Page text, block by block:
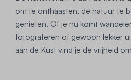
om te onthaasten, de natuur te
genieten. Of je nu komt
fotograferen of gewoon lekker
aan de Kust vind je de vrijheid